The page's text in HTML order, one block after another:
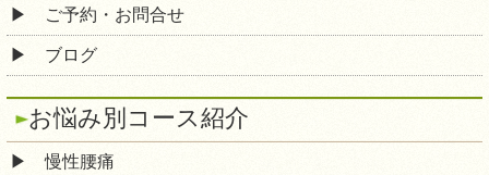
ご予約・お問合せ
ブログ
お悩み別コース紹介
慢性腰痛